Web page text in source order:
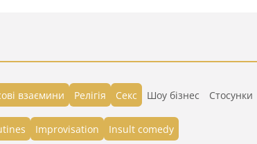
взаємини Релігія Секс Шоу бізнес Стосунки
Improvisation Insult comedy